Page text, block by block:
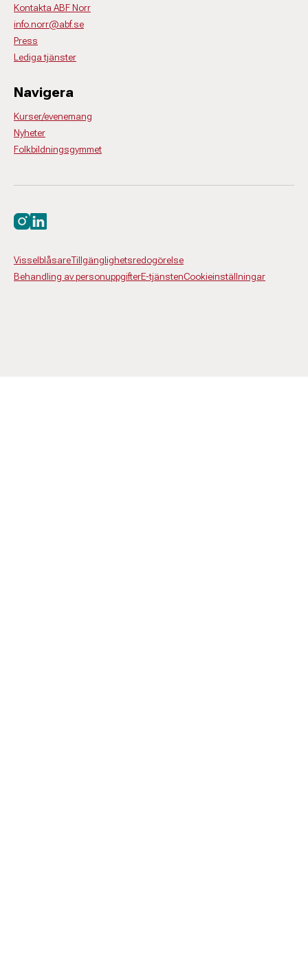
Kontakta ABF Norr
info.norr@abf.se
Press
Lediga tjänster
Navigera
Kurser/evenemang
Nyheter
Folkbildningsgymmet
VisselblåsareTillgänglighetsredogörelse
Behandling av personuppgifterE-tjänstenCookieinställningar
Besök oss på instagram
Besök oss på linkedin